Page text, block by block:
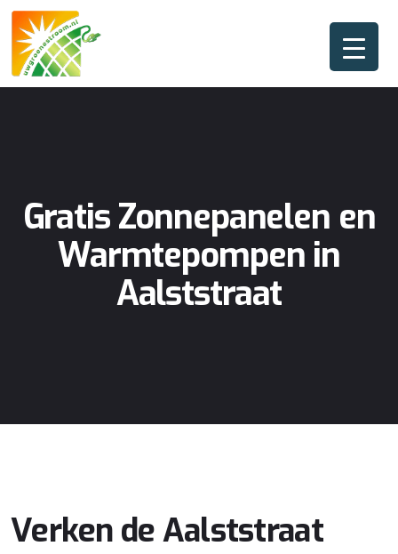
Gratis Zonnepanelen en
Warmtepompen in
Aalststraat
Verken de Aalststraat